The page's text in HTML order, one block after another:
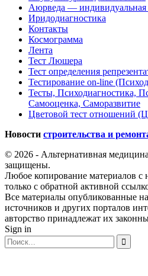
Аюрведа — индивидуальная
Иридодиагностика
Контакты
Космограмма
Лента
Тест Люшера
Тест определения
Тестирование on-line
Тесты, Психодиагностика,
Самооценка, Саморазвитие
Цветовой тест отношений
Новости строительства и
© 2026 - Альтернативная
защищены.
Любое копирование материалов с
только с обратной активной
Все материалы опубликованные
источников и других порталов
авторство принадлежат их
Sign in